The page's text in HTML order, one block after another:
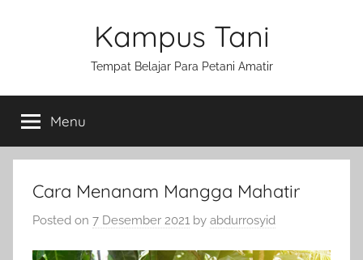
Kampus Tani
Tempat Belajar Para Petani Amatir
Menu
Cara Menanam Mangga Mahatir
Posted on 7 Desember 2021 by abdurrosyid